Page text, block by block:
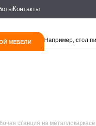
Контакты
МЕБЕЛИ
станция на